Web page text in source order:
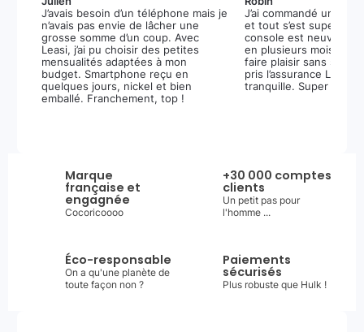
J’avais besoin d’un téléphone mais je
n’avais pas envie de lâcher une
grosse somme d’un coup. Avec
Leasi, j’ai pu choisir des petites
mensualités adaptées à mon
budget. Smartphone reçu en
quelques jours, nickel et bien
emballé. Franchement, top !
J’ai commandé une
et tout s’est super
console est neuve, et
en plusieurs mois m’a
faire plaisir sans stress.
pris l’assurance
tranquille. Super
Marque
française et
engagnée
Cocoricoooo
+30 000 comptes
clients
Un petit pas pour
l'homme ...
Éco-responsable
On a qu'une planète de
toute façon non ?
Paiements
sécurisés
Plus robuste que Hulk !